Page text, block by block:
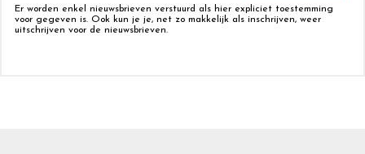
Er worden enkel nieuwsbrieven verstuurd als hier expliciet toestemming
voor gegeven is. Ook kun je je, net zo makkelijk als inschrijven, weer
uitschrijven voor de nieuwsbrieven.